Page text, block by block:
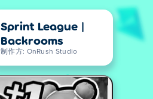
Sprint League |
Backrooms
制作方: OnRush Studio